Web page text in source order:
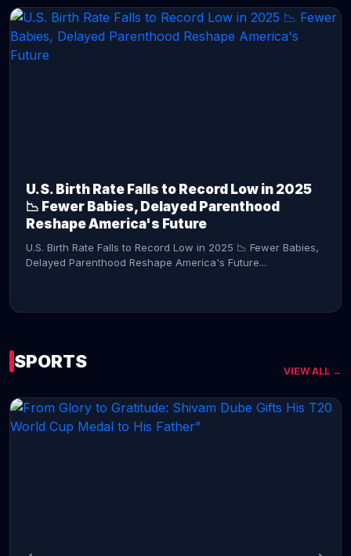
U.S. Birth Rate Falls to Record Low in 2025
📉 Fewer Babies, Delayed Parenthood
Reshape America's Future
U.S. Birth Rate Falls to Record Low in 2025 📉 Fewer Babies,
Delayed Parenthood Reshape America's Future...
SPORTS VIEW ALL →